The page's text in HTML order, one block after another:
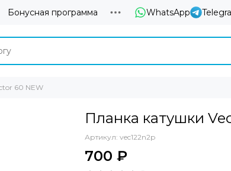
Бонусная программа WhatsApp
60 NEW
Планка катушки
Артикул: vec122n2p
700 ₽